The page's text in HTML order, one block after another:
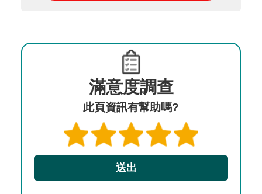
滿意度調查
此頁資訊有幫助嗎?